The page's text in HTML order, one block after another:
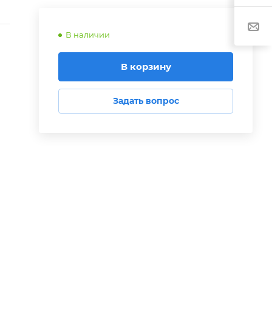
В наличии
В корзину
Задать вопрос